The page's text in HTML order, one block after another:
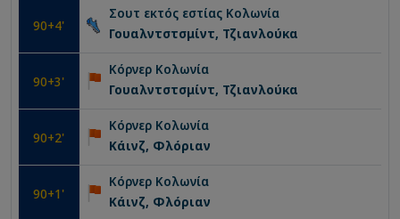
90+4'
Σουτ εκτός εστίας Κολωνία
Γουαλντστσμίντ, Τζιανλούκα
90+3'
Κόρνερ Κολωνία
Γουαλντστσμίντ, Τζιανλούκα
90+2'
Κόρνερ Κολωνία
Κάινζ, Φλόριαν
90+1'
Κόρνερ Κολωνία
Κάινζ, Φλόριαν